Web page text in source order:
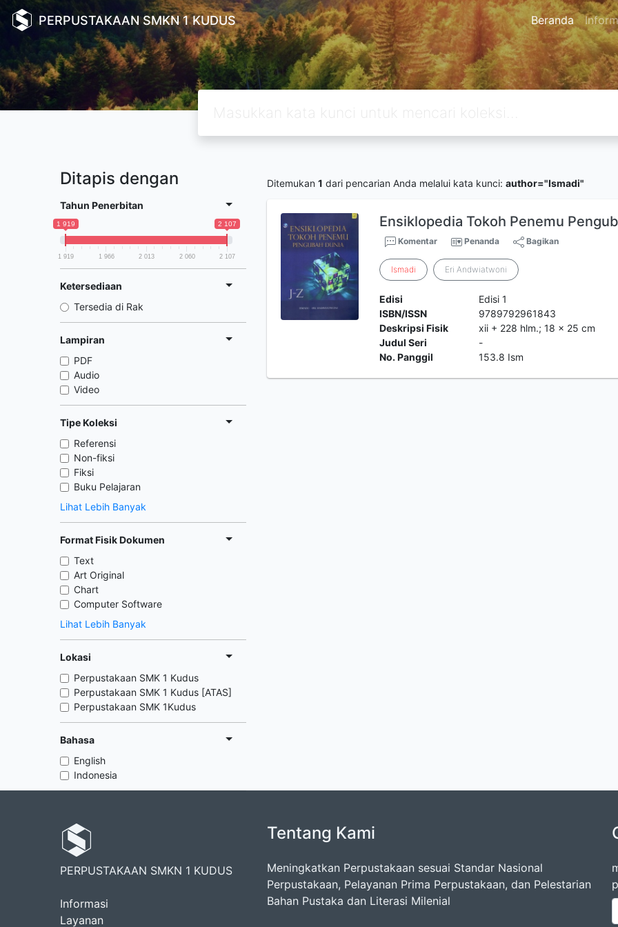
PERPUSTAKAAN SMKN 1 KUDUS Beranda
Ditapis dengan
Tahun Penerbitan
1 919 2 107
1 919 1 966 2 013 2 060 2 107
Ketersediaan
Tersedia di Rak
Lampiran
PDF
Audio
Video
Tipe Koleksi
Referensi
Non-fiksi
Fiksi
Buku Pelajaran
Lihat Lebih Banyak
Format Fisik Dokumen
Text
Art Original
Chart
Computer Software
Lihat Lebih Banyak
Lokasi
Perpustakaan SMK 1 Kudus
Perpustakaan SMK 1 Kudus [ATAS]
Perpustakaan SMK 1Kudus
Bahasa
English
Indonesia
Ditemukan 1 dari pencarian Anda melalui kata kunci: author="Ismadi"
Ensiklopedia Tokoh Penemu
Komentar Penanda Bagikan
Ismadi Eri Andwiatwoni
Edisi
Edisi 1
ISBN/ISSN
9789792961843
Deskripsi Fisik
xii + 228 hlm.; 18 x 25 cm
Judul Seri
-
No. Panggil
153.8 Ism
PERPUSTAKAAN SMKN 1 KUDUS
Informasi
Layanan
Tentang Kami
Meningkatkan Perpustakaan sesuai Standar Nasional
Perpustakaan, Pelayanan Prima Perpustakaan, dan Pelestarian
Bahan Pustaka dan Literasi Milenial